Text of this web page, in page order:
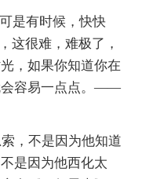
是有时候，快快
这很难，难极了，
，如果你知道你在
会容易一点点。——
，不是因为他知道
是因为他西化太